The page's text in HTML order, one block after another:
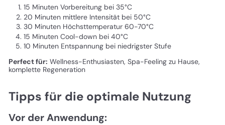
15 Minuten Vorbereitung bei 35°C
20 Minuten mittlere Intensität bei 50°C
30 Minuten Höchsttemperatur 60-70°C
15 Minuten Cool-down bei 40°C
10 Minuten Entspannung bei niedrigster Stufe
Perfect für: Wellness-Enthusiasten, Spa-Feeling zu Hause,
komplette Regeneration
Tipps für die optimale Nutzung
Vor der Anwendung: